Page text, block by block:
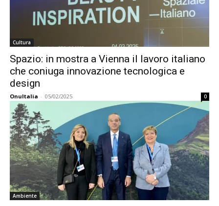
Cultura
Spazio: in mostra a Vienna il lavoro italiano
che coniuga innovazione tecnologica e
design
OnuItalia - 05/02/2025 0
Ambiente